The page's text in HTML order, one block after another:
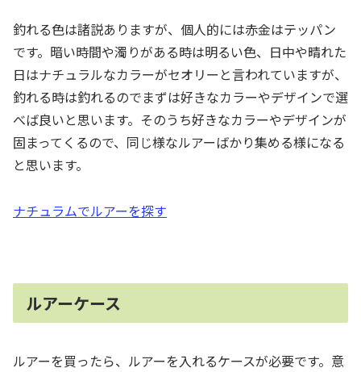
釣れる色は諸説ありますが、個人的には赤金はテッパン
です。暗い時間や濁りがある時は明るい色、日中や晴れた
日はナチュラルなカラーがセオリーと言われていますが、
釣れる時は釣れるのでまずは好きなカラーやデザインで選
べば良いと思います。そのうち好きなカラーやデザインが
固まってくるので、同じ様なルアーばかり集める様になる
と思います。
ナチュラムでルアーを探す
ルアーケース
ルアーを買ったら、ルアーを入れるケースが必要です。意